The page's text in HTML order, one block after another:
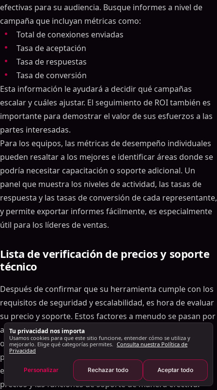
Lista de verificación de funciones principales
Mensajería personalizada y automatización
Calificación y puntuación de clientes potenciales
Bandeja de entrada unificada y gestión de
conversaciones
Secuencias de seguimiento automatizadas
Seguimiento y enriquecimiento de clientes
potenciales en tiempo real
Lista de verificación de integración y compatibilidad
Integración CRM y automatización del flujo de
LinkedIn-Integraciones específicas
Soporte de extensión multicanal
Lista de verificación de seguridad, cumplimiento y
escalabilidad
LinkedIn Funciones de cumplimiento
Escalabilidad y soporte multiusuario
Precio transparenteg y comparación de planes
Conclusión y resumen de la lista de verificación final
Preguntas frecuentes
¿Cómo puedo garantizar que una herramienta
LinkedIn AI siga las políticas de LinkedIn?
¿Qué funciones de integración debo priorizar al
elegir una herramienta LinkedIn AI?
¿Qué debo considerar para garantizar que una
herramienta LinkedIn AI pueda escalar con mi
equipo?
efectivas para su audiencia. Busque informes a nivel de
campaña que incluyan métricas como:
Total de conexiones enviadas
Tasa de aceptación
Tasa de respuestas
Tasa de conversión
Esta información le ayudará a decidir qué campañas
escalar y cuáles ajustar. El seguimiento de ROI también es
importante para demostrar el valor de sus esfuerzos a las
partes interesadas.
Para los equipos, las métricas de desempeño individuales
pueden resaltar a los mejores e identificar áreas donde se
podría necesitar capacitación o soporte adicional. Un
panel que muestra los niveles de actividad, las tasas de
respuesta y las tasas de conversión de cada representante,
y permite exportar informes fácilmente, es especialmente
útil para los líderes de ventas.
Lista de verificación de precios y soporte
técnico
Después de confirmar que su herramienta cumple con los
requisitos de seguridad y escalabilidad, es hora de evaluar
su precio y soporte. Estos factores a menudo se pasan por
alto, pero pueden afectar significativamente sus
operaciones. Los costos ocultos o un soporte lento
podrían descarrilar sus planes, por lo que es clave evaluar
estas áreas a fondo. Aquí se explica cómo medir los
precios y las funciones de soporte de manera efectiva.
Tu privacidad nos importa
Usamos cookies para que este sitio funcione, entender cómo se utiliza y
mejorarlo. Elige qué categorías permites. Consulta nuestra Política de
Privacidad
Personalizar Rechazar todo Aceptar todo